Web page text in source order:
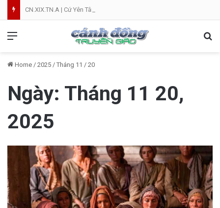
CN.XIX.TN.A | Cứ Yên Tâm | NVT
Home / 2025 / Tháng 11 / 20
Ngày: Tháng 11 20,
2025